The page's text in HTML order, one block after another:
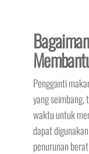
Pengganti
yang
waktu untuk
dapat
penurunan